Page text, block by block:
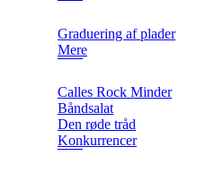
Graduering af plader
Mere
Calles Rock Minder
Båndsalat
Den røde tråd
Konkurrencer